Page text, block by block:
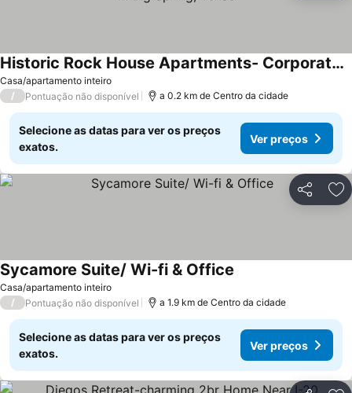
Casa/apartamento inteiro
Historic Rock House Apartments- Corporate Residence In Big Spring, Texas
Ver preços
/ Pontuação não disponível a 0.2 km de Centro da cidade
Selecione as datas para ver os preços
exatos.
Ver preços
Partilhar
Casa/apartamento inteiro
Sycamore Suite/ Wi-fi & Office
/ Pontuação não disponível a 1.9 km de Centro da cidade
Selecione as datas para ver os preços
exatos.
Ver preços